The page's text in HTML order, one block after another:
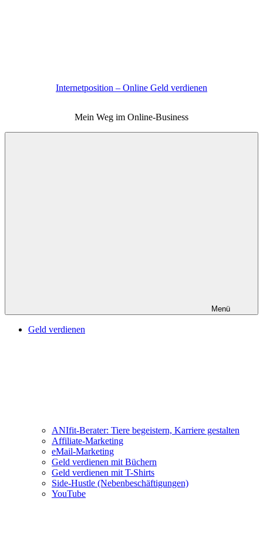
Internetposition – Online Geld verdienen
Mein Weg im Online-Business
Menü
Geld verdienen
ANIfit-Berater: Tiere begeistern, Karriere gestalten
Affiliate-Marketing
eMail-Marketing
Geld verdienen mit Büchern
Geld verdienen mit T-Shirts
Side-Hustle (Nebenbeschäftigungen)
YouTube